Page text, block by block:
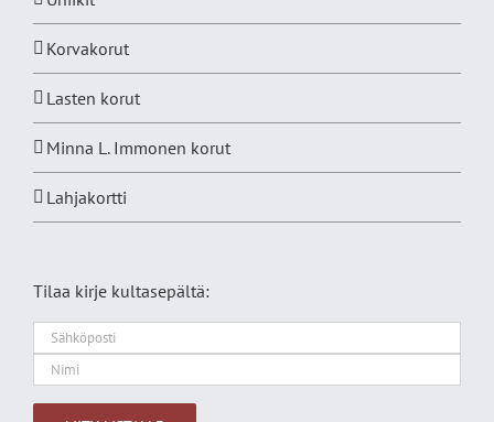
Korvakorut
Lasten korut
Minna L. Immonen korut
Lahjakortti
Tilaa kirje kultasepältä: